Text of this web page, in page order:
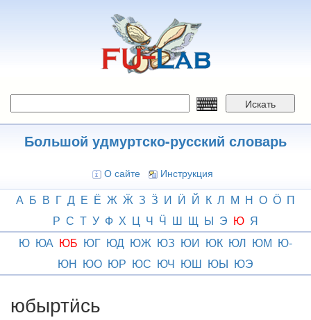
Искать
Большой удмуртско-русский словарь
О сайте Инструкция
А Б В Г Д Е Ё Ж Ӝ З Ӟ И Ӥ Й К Л М Н О Ӧ П
Р С Т У Ф Х Ц Ч Ӵ Ш Щ Ы Э Ю Я
Ю ЮА ЮБ ЮГ ЮД ЮЖ ЮЗ ЮИ ЮК ЮЛ ЮМ Ю-
ЮН ЮО ЮР ЮС ЮЧ ЮШ ЮЫ ЮЭ
юбыртӥсь